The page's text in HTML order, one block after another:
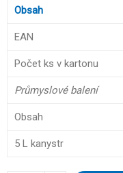
Obsah
EAN
Počet ks v kartonu
Průmyslové balení
Obsah
5 L kanystr